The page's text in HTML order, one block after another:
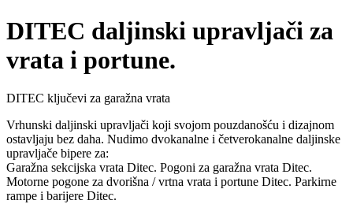
DITEC daljinski upravljači za
vrata i portune.
DITEC ključevi za garažna vrata
Vrhunski daljinski upravljači koji svojom pouzdanošću i dizajnom
ostavljaju bez daha. Nudimo dvokanalne i četverokanalne daljinske
upravljače bipere za:
Garažna sekcijska vrata Ditec. Pogoni za garažna vrata Ditec.
Motorne pogone za dvorišna / vrtna vrata i portune Ditec. Parkirne
rampe i barijere Ditec.